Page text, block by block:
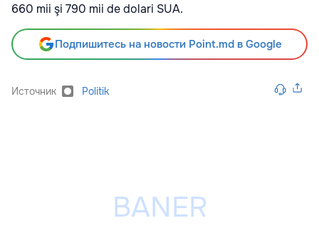
660 mii şi 790 mii de dolari SUA.
Подпишитесь на новости Point.md в Google
Источник Politik